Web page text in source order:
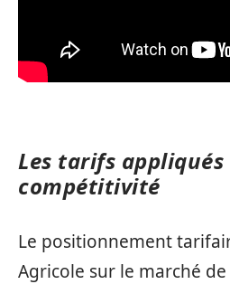
Les tarifs
compétitivité
Le positionnement
Agricole sur le marché de